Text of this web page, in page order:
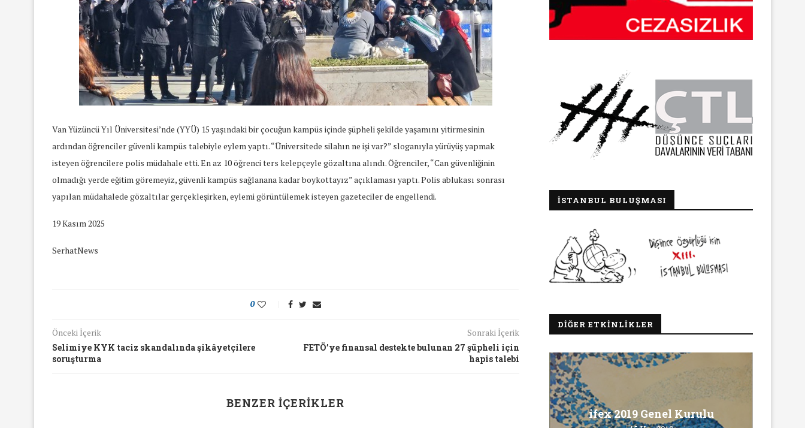
Van Yüzüncü Yıl Üniversitesi’nde (YYÜ) 15 yaşındaki bir çocuğun kampüs içinde şüpheli şekilde yaşamını yitirmesinin
ardından öğrenciler güvenli kampüs talebiyle eylem yaptı. “Üniversitede silahın ne işi var?” sloganıyla yürüyüş yapmak
isteyen öğrencilere polis müdahale etti. En az 10 öğrenci ters kelepçeyle gözaltına alındı. Öğrenciler, “Can güvenliğinin
olmadığı yerde eğitim göremeyiz, güvenli kampüs sağlanana kadar boykottayız” açıklaması yaptı. Polis ablukası sonrası
yapılan müdahalede gözaltılar gerçekleşirken, eylemi görüntülemek isteyen gazeteciler de engellendi.
19 Kasım 2025
SerhatNews
0
Önceki İçerik
Selimiye KYK taciz skandalında şikâyetçilere
soruşturma
Sonraki İçerik
FETÖ’ye finansal destekte bulunan 27 şüpheli için
hapis talebi
BENZER İÇERIKLER
İSTANBUL BULUŞMASI
DIĞER ETKINLIKLER
Mart Ayında Nefret Söylemi
ifex 2019 Genel Kurulu